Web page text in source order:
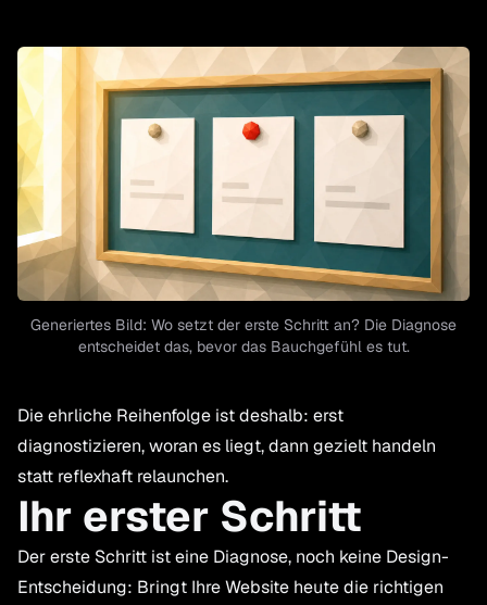
Generiertes Bild: Wo setzt der erste Schritt an? Die Diagnose
entscheidet das, bevor das Bauchgefühl es tut.
Die ehrliche Reihenfolge ist deshalb: erst
diagnostizieren, woran es liegt, dann gezielt handeln
statt reflexhaft relaunchen.
Ihr erster Schritt
Der erste Schritt ist eine Diagnose, noch keine Design-
Entscheidung: Bringt Ihre Website heute die richtigen